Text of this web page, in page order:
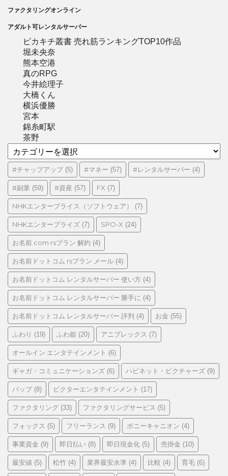
ファクタリングオンライン
アダルト可レンタルサーバー
ピカキチ叢書 売れ筋ランキングTOP10作品
堀未央奈
熊本空港
真のRPG
今井絵理子
大橋くん
横浜優勝
宮本
錦糸町駅
茶野
テ
ゴ
リ
ー
#チャップアップ(5) #マネー (57) #レンタルサーバー (4)
#副業 (59) #資産 (57) FX (7)
NHKエンタープライス（ソフトウェア） (7)
NHKエンタープライズ (7) SPO-X (24)
お名前.com rsプラン 解約 (4)
お名前ドットコム rsプラン メール (4)
お名前ドットコム レンタルサーバー 使い方 (4)
お名前ドットコム レンタルサーバー 勝手に (4)
お名前ドットコム レンタルサーバー 評判 (4) お金 (55)
ふわり (19) ふわ姫 (20) アニプレックス (7)
オールイン エンタテインメント (6)
ギャガ・コミュニケーションズ (6) ハピネット・ピクチャーズ (9)
バップ(8) ビクターエンタテインメント (17)
ファクタリング (33) ファクタリングサービス (5)
フォックス (5) フリーランス (9) ポニーキャニオン (4)
事業資金 (9) 即日払い (8) 即日現金化 (5) 売掛金 (10)
最安値 (5) 松竹 (4) 業界最安水準 (4) 比較 (4) 育毛 (6)